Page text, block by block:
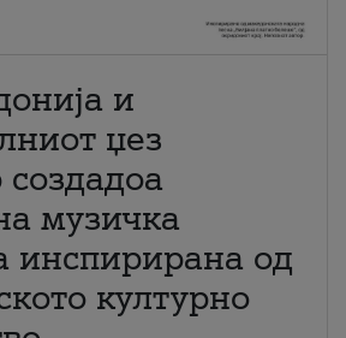
и
џез
создадоа
музичка
инспирирана од
културно